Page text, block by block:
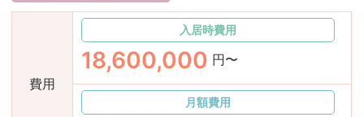
費用
入居時費用
18,600,000 円〜
月額費用